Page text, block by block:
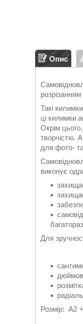
Опис
Такі
ці килимки
Окрім
творчістю.
для фото-
виконує
Для
Розмір: А2